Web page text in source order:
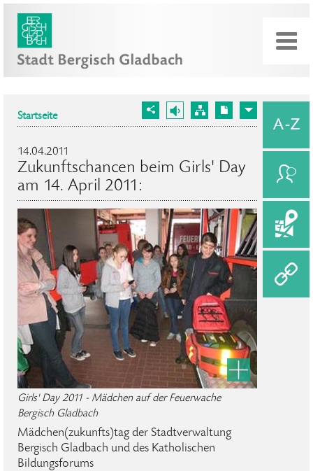
Startseite
14.04.2011
Zukunftschancen beim Girls' Day
am 14. April 2011:
Girls' Day 2011 - Mädchen auf der Feuerwache
Bergisch Gladbach
Mädchen(zukunfts)tag der Stadtverwaltung
Bergisch Gladbach und des Katholischen
Bildungsforums